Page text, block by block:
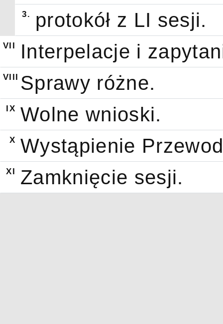
3. protokół z LI sesji.
VII Interpelacje i
VIII Sprawy różne.
IX Wolne wnioski.
X Wystąpienie
XI Zamknięcie sesji.